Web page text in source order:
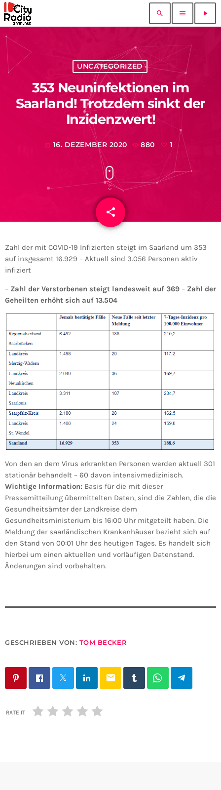
search menu play_arrow
UNCATEGORIZED
353 Neuninfektionen im
Saarland! Trotzdem sinkt der
Inzidenzwert!
today 16. DEZEMBER 2020 880 1
share
email
Zahl der mit COVID-19 Infizierten steigt im Saarland um 353
auf insgesamt 16.929 – Aktuell sind 3.056 Personen aktiv
infiziert
– Zahl der Verstorbenen steigt landesweit auf 369 – Zahl der
Geheilten erhöht sich auf 13.504
Von den an dem Virus erkrankten Personen werden aktuell 301
stationär behandelt – 60 davon intensivmedizinisch.
Wichtige Information: Basis für die mit dieser
Pressemitteilung übermittelten Daten, sind die Zahlen, die die
Gesundheitsämter der Landkreise dem
Gesundheitsministerium bis 16:00 Uhr mitgeteilt haben. Die
Meldung der saarländischen Krankenhäuser bezieht sich auf
den Stand von 00:01 Uhr des heutigen Tages. Es handelt sich
hierbei um einen aktuellen und vorläufigen Datenstand.
Änderungen sind vorbehalten.
GESCHRIEBEN VON: TOM BECKER
email
RATE IT